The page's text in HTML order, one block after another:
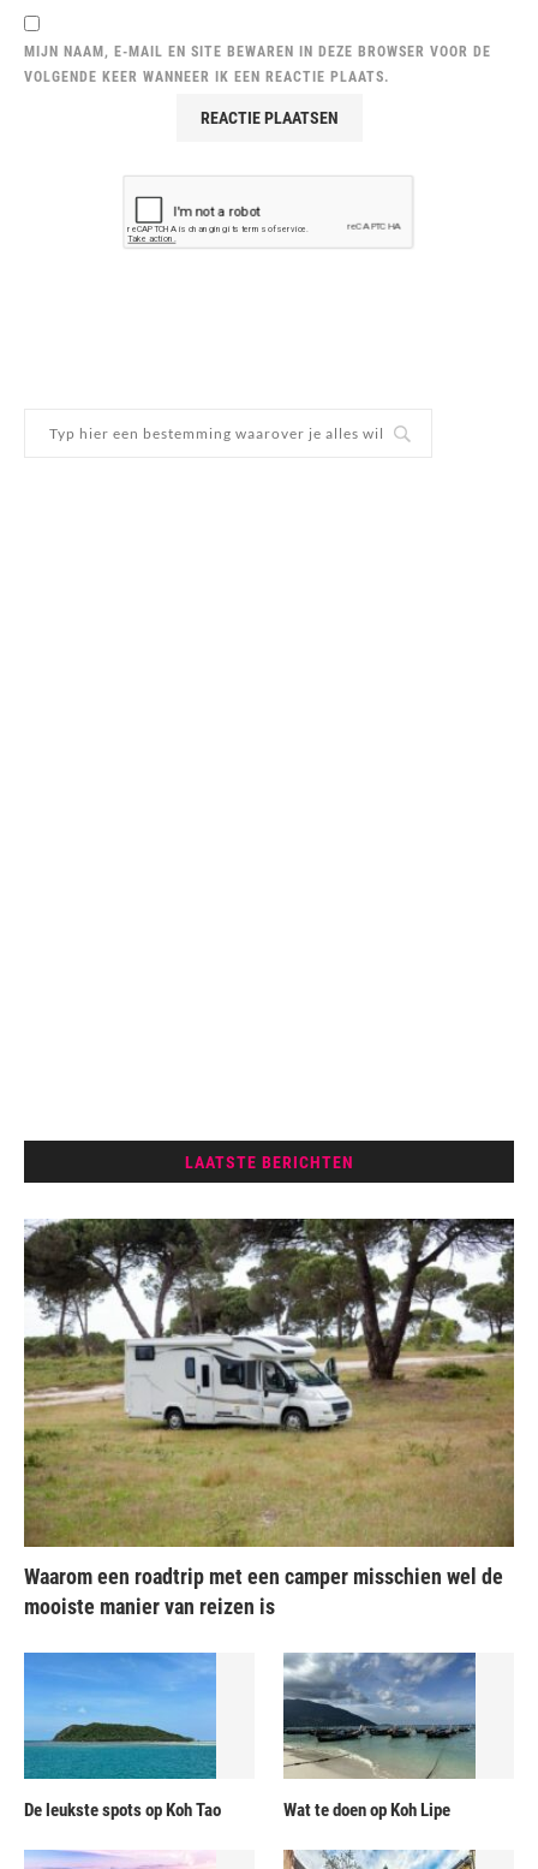
MIJN NAAM, E-MAIL EN SITE BEWAREN IN DEZE BROWSER VOOR DE
VOLGENDE KEER WANNEER IK EEN REACTIE PLAATS.
LAATSTE BERICHTEN
Waarom een roadtrip met een camper misschien wel de
mooiste manier van reizen is
De leukste spots op Koh Tao Wat te doen op Koh Lipe